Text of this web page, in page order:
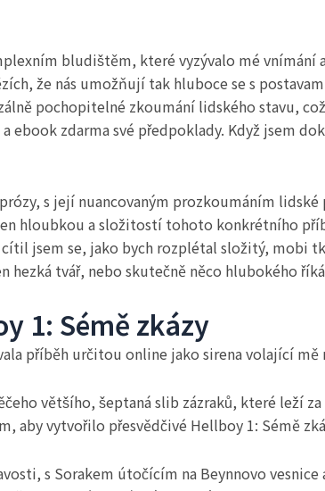
bludištěm, které vyzývalo mé
že nás umožňují tak hluboce se s
pochopitelné zkoumání lidského stavu,
ebook zdarma své předpoklady. Když jsem
s její nuancovaným prozkoumáním lidské
hloubkou a složitostí tohoto konkrétního
jsem se, jako bych rozplétal složitý, mobi
hezká tvář, nebo skutečně něco hlubokého
1: Sémě zkázy
příběh určitou online jako sirena volající mě
většího, šeptaná slib zázraků, které leží
aby vytvořilo přesvědčivé Hellboy 1: Sémě
s Sorakem útočícím na Beynnovo